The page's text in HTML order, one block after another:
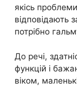
якісь
відповідають
потрібно
До речі,
функцій і
віком,